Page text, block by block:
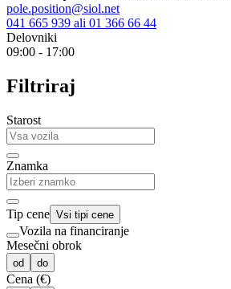
pole.position@siol.net
041 665 939 ali 01 366 66 44
Delovniki
09:00 - 17:00
Filtriraj
Starost
Znamka
Tip cene Vsi tipi cene
Vozila na financiranje
Mesečni obrok
od do
Cena (€)